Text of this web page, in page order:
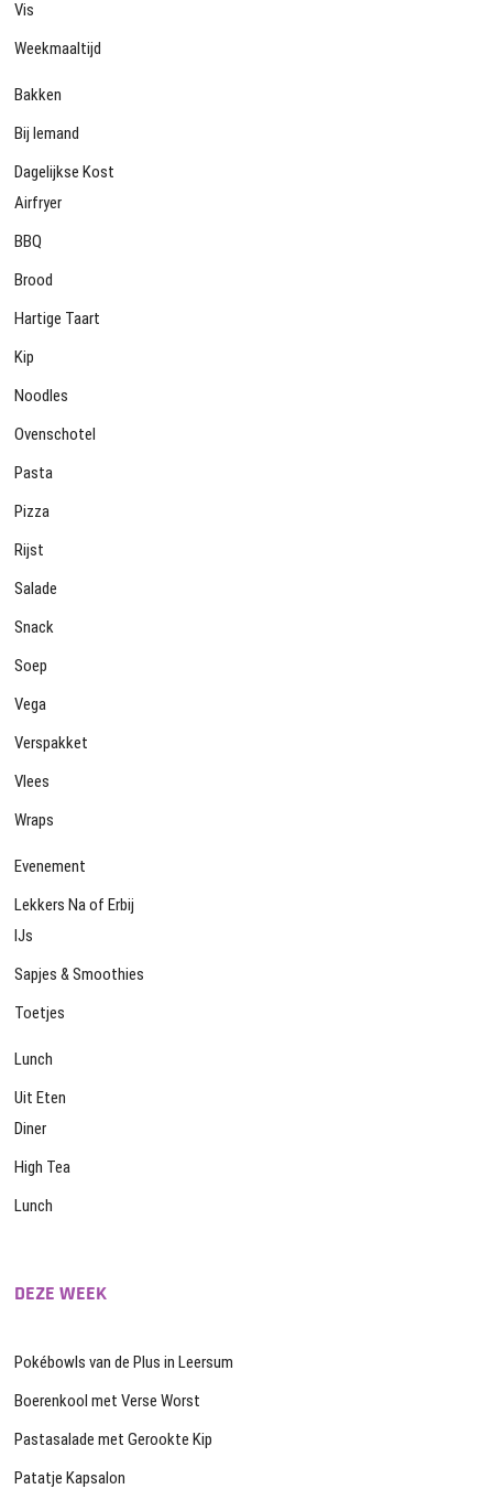
Vis
Weekmaaltijd
Bakken
Bij Iemand
Dagelijkse Kost
Airfryer
BBQ
Brood
Hartige Taart
Kip
Noodles
Ovenschotel
Pasta
Pizza
Rijst
Salade
Snack
Soep
Vega
Verspakket
Vlees
Wraps
Evenement
Lekkers Na of Erbij
IJs
Sapjes & Smoothies
Toetjes
Lunch
Uit Eten
Diner
High Tea
Lunch
DEZE WEEK
Pokébowls van de Plus in Leersum
Boerenkool met Verse Worst
Pastasalade met Gerookte Kip
Patatje Kapsalon